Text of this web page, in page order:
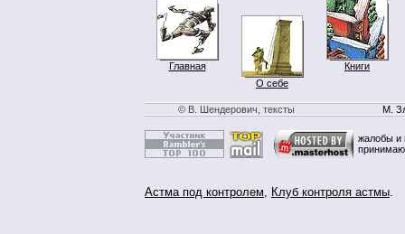
Главная
О себе
Книги
© В. Шендерович, тексты М.
жалобы и
Астма под контролем, Клуб контроля астмы.